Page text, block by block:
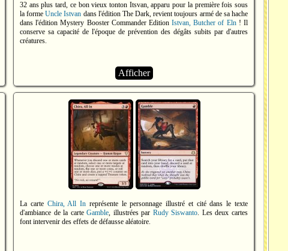
32 ans plus tard, ce bon vieux tonton Itsvan, apparu pour la première fois sous
la formeUncle Istvan dans l'édition The Dark, revient toujours armé de sa hache
dans l'édition Mystery Booster Commander EditionIstvan, Butcher of Eln! Il
conserve sa capacité de l'époque de prévention des dégâts subits par d'autres
créatures.
Afficher
La carte Chira, All In représente le personnage illustré et cité dans le texte
d'ambiance de la carteGamble, illustrées par Rudy Siswanto. Les deux cartes
font intervenir des effets de défausse aléatoire.